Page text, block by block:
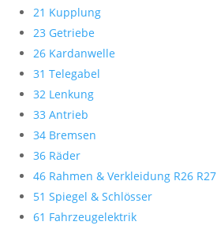
21 Kupplung
23 Getriebe
26 Kardanwelle
31 Telegabel
32 Lenkung
33 Antrieb
34 Bremsen
36 Räder
46 Rahmen & Verkleidung R26 R27
51 Spiegel & Schlösser
61 Fahrzeugelektrik